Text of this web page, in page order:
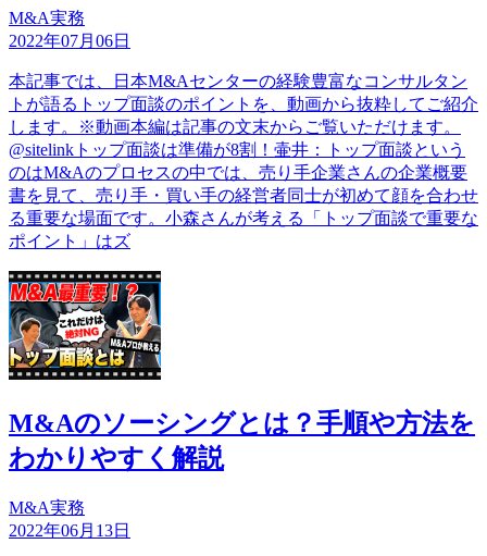
M&A実務
2022年07月06日
本記事では、日本M&Aセンターの経験豊富なコンサルタン
トが語るトップ面談のポイントを、動画から抜粋してご紹介
します。※動画本編は記事の文末からご覧いただけます。
@sitelinkトップ面談は準備が8割！壷井：トップ面談という
のはM&Aのプロセスの中では、売り手企業さんの企業概要
書を見て、売り手・買い手の経営者同士が初めて顔を合わせ
る重要な場面です。小森さんが考える「トップ面談で重要な
ポイント」はズ
M&Aのソーシングとは？手順や方法を
わかりやすく解説
M&A実務
2022年06月13日